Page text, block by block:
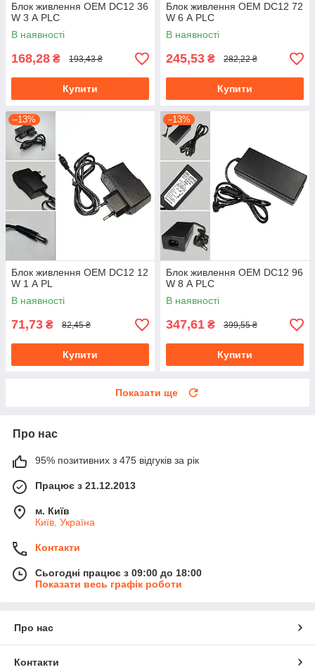
Блок живлення OEM DC12 36
W 3 А PLC
В наявності
168,28 ₴ 193,43 ₴
Купити
Блок живлення OEM DC12 72
W 6 А PLC
В наявності
245,53 ₴ 282,22 ₴
Купити
–13%
Блок живлення OEM DC12 12
W 1 А PL
В наявності
71,73 ₴ 82,45 ₴
Купити
–13%
Блок живлення OEM DC12 96
W 8 А PLC
В наявності
347,61 ₴ 399,55 ₴
Купити
Показати ще
Про нас
95% позитивних з 475 відгуків за рік
Працює з 21.12.2013
м. Київ
Київ, Україна
Контакти
Сьогодні працює з 09:00 до 18:00
Показати весь графік роботи
Про нас
Контакти